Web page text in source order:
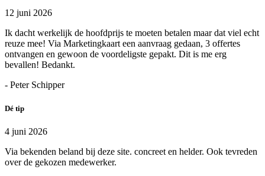
12 juni 2026
Ik dacht werkelijk de hoofdprijs te moeten betalen maar dat viel echt
reuze mee! Via Marketingkaart een aanvraag gedaan, 3 offertes
ontvangen en gewoon de voordeligste gepakt. Dit is me erg
bevallen! Bedankt.
- Peter Schipper
Dé tip
4 juni 2026
Via bekenden beland bij deze site. concreet en helder. Ook tevreden
over de gekozen medewerker.